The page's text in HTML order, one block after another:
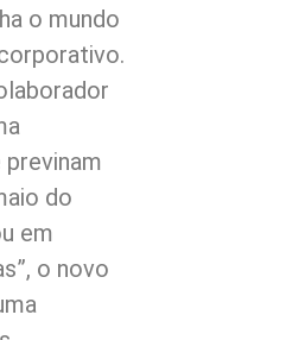
o mundo
do
em
o novo